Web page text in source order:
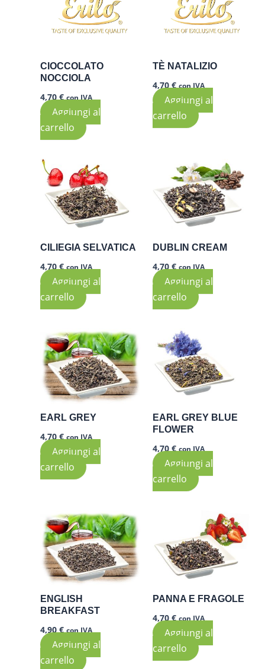
CIOCCOLATO
NOCCIOLA
4,70€ con IVA
Aggiungi al
carrello
TÈ NATALIZIO
4,70€ con IVA
Aggiungi al
carrello
CILIEGIA SELVATICA
4,70€ con IVA
Aggiungi al
carrello
DUBLIN CREAM
4,70€ con IVA
Aggiungi al
carrello
EARL GREY
4,70 € con IVA
Aggiungi al
carrello
EARL GREY BLUE
FLOWER
4,70 € con IVA
Aggiungi al
carrello
ENGLISH
BREAKFAST
4,90€ con IVA
Aggiungi al
carrello
PANNA E FRAGOLE
4,70€ con IVA
Aggiungi al
carrello